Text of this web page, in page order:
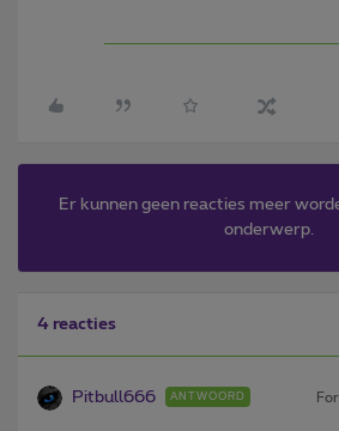
Er kunnen geen reacties meer
onderwerp.
4 reacties
Pitbull666 ANTWOORD